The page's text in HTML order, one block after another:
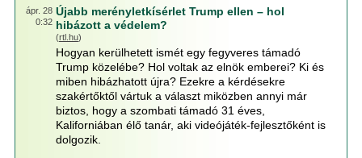
ápr. 28
0:32
Újabb merényletkísérlet Trump ellen – hol
hibázott a védelem?
(rtl.hu)
Hogyan kerülhetett ismét egy fegyveres támadó
Trump közelébe? Hol voltak az elnök emberei? Ki és
miben hibázhatott újra? Ezekre a kérdésekre
szakértőktől vártuk a választ miközben annyi már
biztos, hogy a szombati támadó 31 éves,
Kaliforniában élő tanár, aki videójáték-fejlesztőként is
dolgozik.